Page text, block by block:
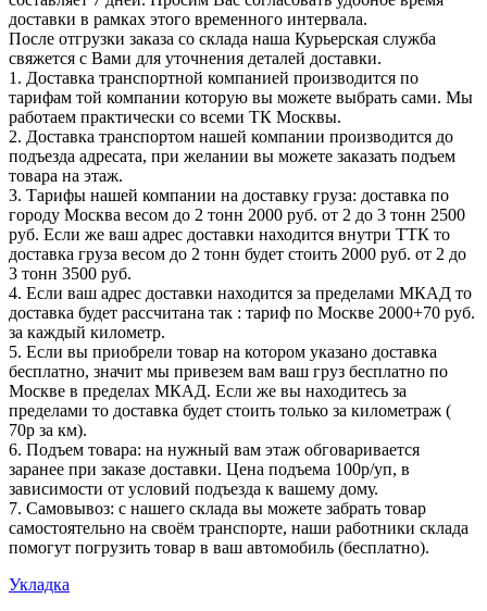
доставки в рамках этого временного интервала.
После отгрузки заказа со склада наша Курьерская служба
свяжется с Вами для уточнения деталей доставки.
1. Доставка транспортной компанией производится по
тарифам той компании которую вы можете выбрать сами. Мы
работаем практически со всеми ТК Москвы.
2. Доставка транспортом нашей компании производится до
подъезда адресата, при желании вы можете заказать подъем
товара на этаж.
3. Тарифы нашей компании на доставку груза: доставка по
городу Москва весом до 2 тонн 2000 руб. от 2 до 3 тонн 2500
руб. Если же ваш адрес доставки находится внутри ТТК то
доставка груза весом до 2 тонн будет стоить 2000 руб. от 2 до
3 тонн 3500 руб.
4. Если ваш адрес доставки находится за пределами МКАД то
доставка будет рассчитана так : тариф по Москве 2000+70 руб.
за каждый километр.
5. Если вы приобрели товар на котором указано доставка
бесплатно, значит мы привезем вам ваш груз бесплатно по
Москве в пределах МКАД. Если же вы находитесь за
пределами то доставка будет стоить только за километраж (
70р за км).
6. Подъем товара: на нужный вам этаж обговаривается
заранее при заказе доставки. Цена подъема 100р/уп, в
зависимости от условий подъезда к вашему дому.
7. Самовывоз: с нашего склада вы можете забрать товар
самостоятельно на своём транспорте, наши работники склада
помогут погрузить товар в ваш автомобиль (бесплатно).
Укладка